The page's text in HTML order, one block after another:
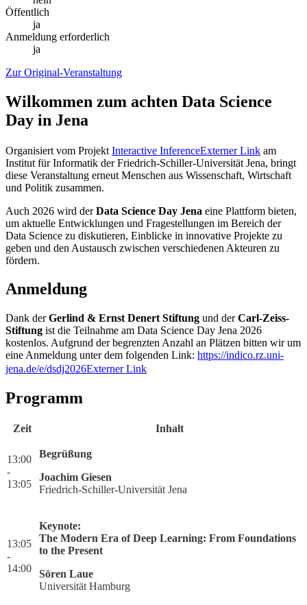
Öffentlich
ja
Anmeldung erforderlich
ja
Zur Original-Veranstaltung
Wilkommen zum achten Data Science
Day in Jena
Organisiert vom Projekt Interactive InferenceExterner Link am
Institut für Informatik der Friedrich-Schiller-Universität Jena, bringt
diese Veranstaltung erneut Menschen aus Wissenschaft, Wirtschaft
und Politik zusammen.
Auch 2026 wird derData Science Day Jena eine Plattform bieten,
um aktuelle Entwicklungen und Fragestellungen im Bereich der
Data Science zu diskutieren, Einblicke in innovative Projekte zu
geben und den Austausch zwischen verschiedenen Akteuren zu
fördern.
Anmeldung
Dank derGerlind & Ernst Denert Stiftung und derCarl-Zeiss-
Stiftung ist die Teilnahme am Data Science Day Jena 2026
kostenlos. Aufgrund der begrenzten Anzahl an Plätzen bitten wir um
eine Anmeldung unter dem folgenden Link: https://indico.rz.uni-
jena.de/e/dsdj2026Externer Link
Programm
Zeit Inhalt
13:00
-
13:05
Begrüßung
Joachim Giesen
Friedrich-Schiller-Universität Jena
13:05
-
14:00
Keynote:
The Modern Era of Deep Learning: From Foundations
to the Present
Sören Laue
Universität Hamburg